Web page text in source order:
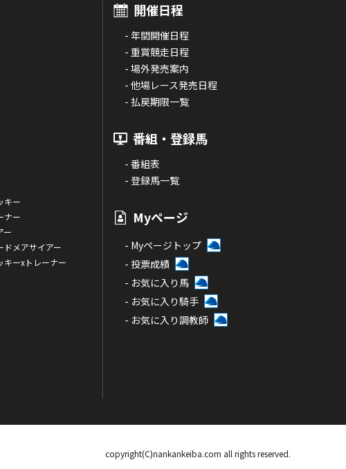
キー
ナー
ー
ドメアサイアー
キーxトレーナー
開催日程
- 年間開催日程
- 重賞競走日程
- 場外発売案内
- 他場レース発売日程
- 払戻期限一覧
番組・登録馬
- 番組表
- 登録馬一覧
Myページ
- Myページトップ
- 投票成績
- お気に入り馬
- お気に入り騎手
- お気に入り調教師
copyright(C)nankankeiba.com all rights reserved.